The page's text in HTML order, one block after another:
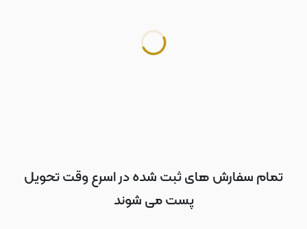
تمام سفارش های ثبت شده در اسرع وقت تحویل
پست می شوند